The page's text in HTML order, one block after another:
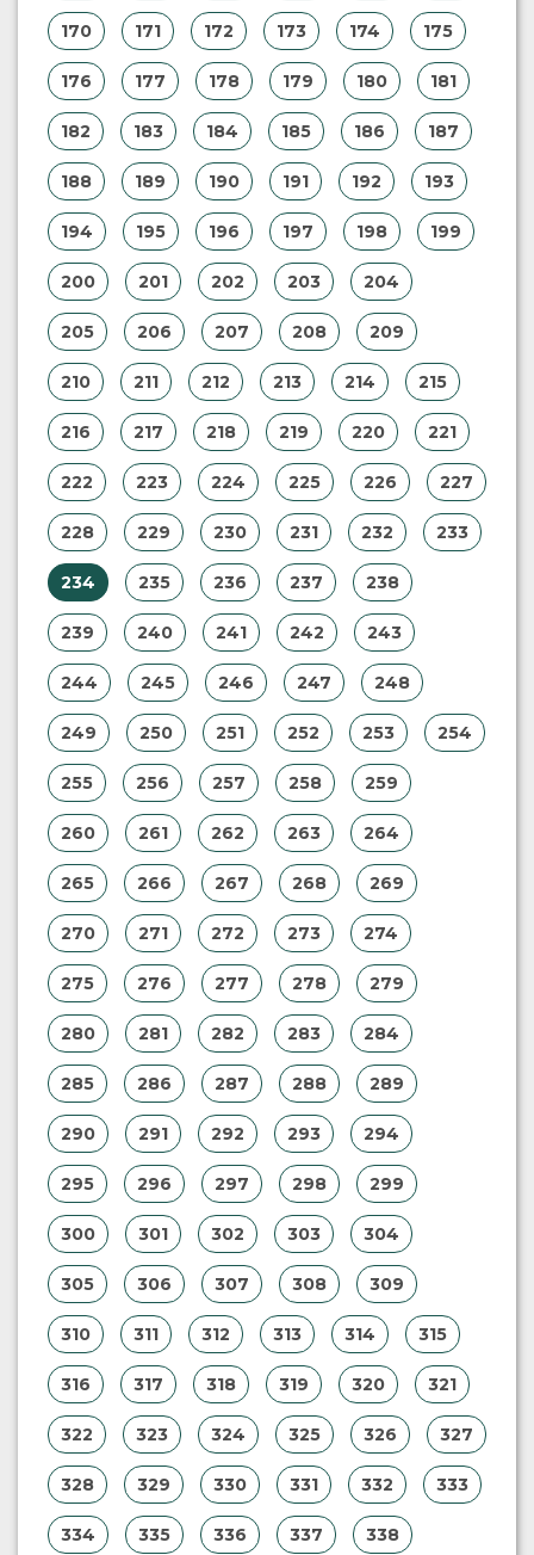
170 171 172 173 174 175
176 177 178 179 180 181
182 183 184 185 186 187
188 189 190 191 192 193
194 195 196 197 198 199
200 201 202 203 204
205 206 207 208 209
210 211 212 213 214 215
216 217 218 219 220 221
222 223 224 225 226 227
228 229 230 231 232 233
234 235 236 237 238
239 240 241 242 243
244 245 246 247 248
249 250 251 252 253 254
255 256 257 258 259
260 261 262 263 264
265 266 267 268 269
270 271 272 273 274
275 276 277 278 279
280 281 282 283 284
285 286 287 288 289
290 291 292 293 294
295 296 297 298 299
300 301 302 303 304
305 306 307 308 309
310 311 312 313 314 315
316 317 318 319 320 321
322 323 324 325 326 327
328 329 330 331 332 333
334 335 336 337 338